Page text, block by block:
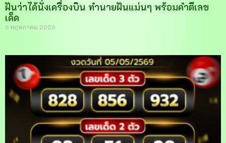
ฝันว่าได้นั่งเครื่องบิน ทำนายฝันแม่นๆ พร้อมคำตีเลข
เด็ด
6 พฤษภาคม 2026